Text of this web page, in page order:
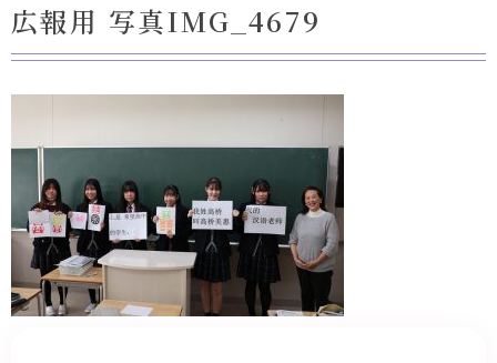
Instagram Facebook YouTube
広報用 写真IMG_4679